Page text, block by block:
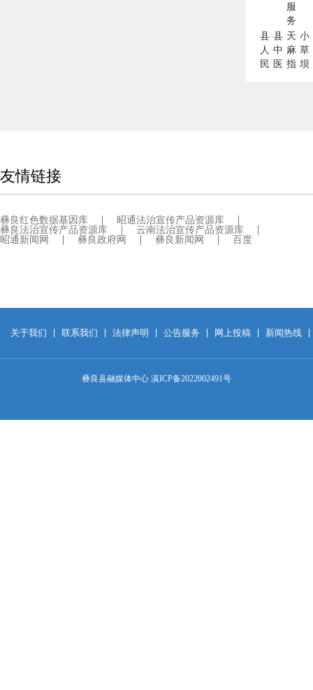
服
务
县
人
民
县
中
医
天
麻
指
小
草
坝
友情链接
彝良红色数据基因库
昭通法治宣传产品资源库
彝良法治宣传产品资源库
云南法治宣传产品资源库
昭通新闻网
彝良政府网 彝良新闻网 百度
关于我们 联系我们 法律声明 公告服务 网上投稿 新闻热线
彝良县融媒体中心 滇ICP备2022002491号